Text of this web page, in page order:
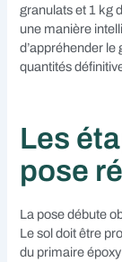
granulats et 1 kg
une manière
d’appréhender
quantités
Les
pose
La pose débute
Le sol doit être
du primaire